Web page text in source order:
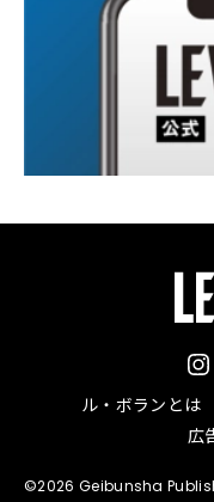
ル・ボランとは
広
©2026 Geibunsha